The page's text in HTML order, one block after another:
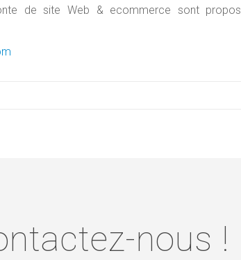
de site Web & ecommerce sont
nous !